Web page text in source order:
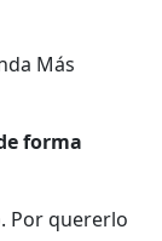
Más
forma
Por quererlo